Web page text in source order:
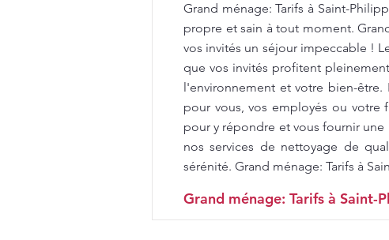
Grand ménage: Tarifs à Saint-
propre et sain à tout moment.
vos invités un séjour impeccable !
que vos invités profitent
l'environnement et votre bien-
pour vous, vos employés ou votre
pour y répondre et vous fournir
nos services de nettoyage de
sérénité. Grand ménage: Tarifs à
Grand ménage: Tarifs à Saint-